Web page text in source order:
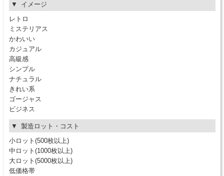
イメージ
レトロ
ミステリアス
かわいい
カジュアル
高級感
シンプル
ナチュラル
きれい系
ゴージャス
ビジネス
製造ロット・コスト
小ロット(500枚以上)
中ロット(1000枚以上)
大ロット(5000枚以上)
低価格帯